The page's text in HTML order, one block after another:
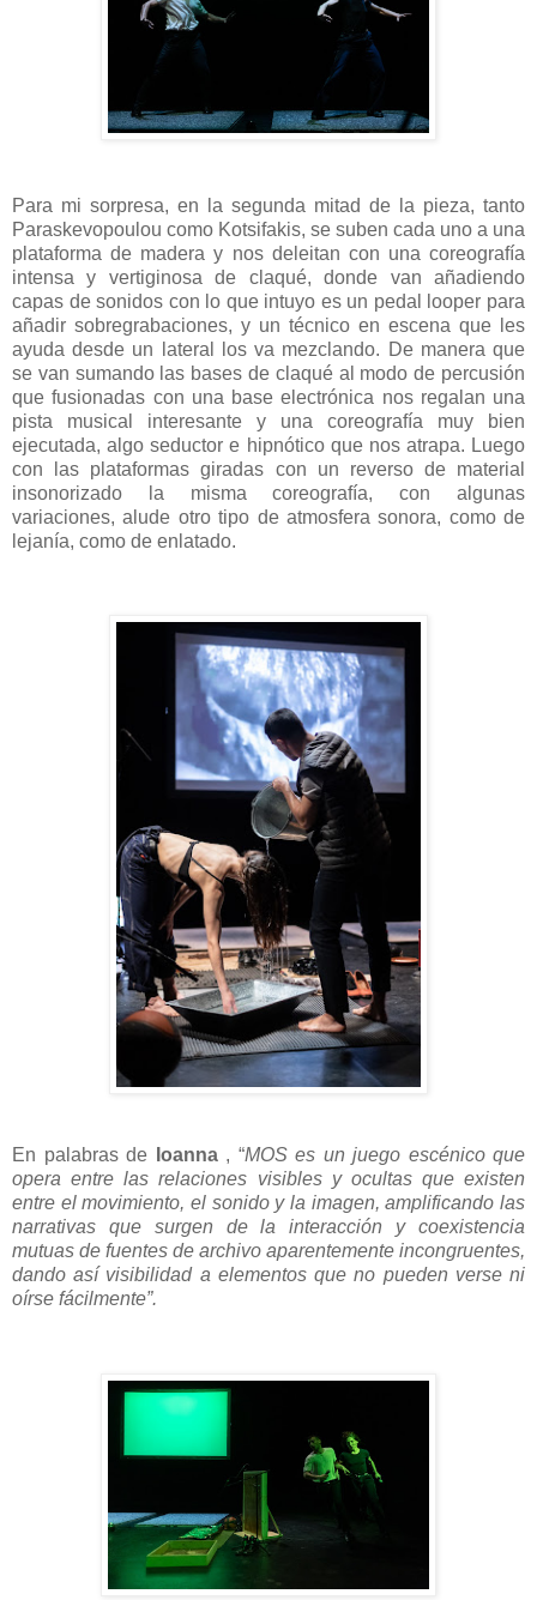
Para mi sorpresa, en la segunda mitad de la pieza, tanto
Paraskevopoulou como Kotsifakis, se suben cada uno a una
plataforma de madera y nos deleitan con una coreografía
intensa y vertiginosa de claqué, donde van añadiendo
capas de sonidos con lo que intuyo es un pedal looper para
añadir sobregrabaciones, y un técnico en escena que les
ayuda desde un lateral los va mezclando. De manera que
se van sumando las bases de claqué al modo de percusión
que fusionadas con una base electrónica nos regalan una
pista musical interesante y una coreografía muy bien
ejecutada, algo seductor e hipnótico que nos atrapa. Luego
con las plataformas giradas con un reverso de material
insonorizado la misma coreografía, con algunas
variaciones, alude otro tipo de atmosfera sonora, como de
lejanía, como de enlatado.
En palabras de Ioanna, “MOS es un juego escénico que
opera entre las relaciones visibles y ocultas que existen
entre el movimiento, el sonido y la imagen, amplificando las
narrativas que surgen de la interacción y coexistencia
mutuas de fuentes de archivo aparentemente incongruentes,
dando así visibilidad a elementos que no pueden verse ni
oírse fácilmente”.